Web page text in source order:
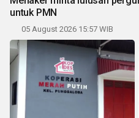
untuk PMN
05 August 2026 15:57 WIB